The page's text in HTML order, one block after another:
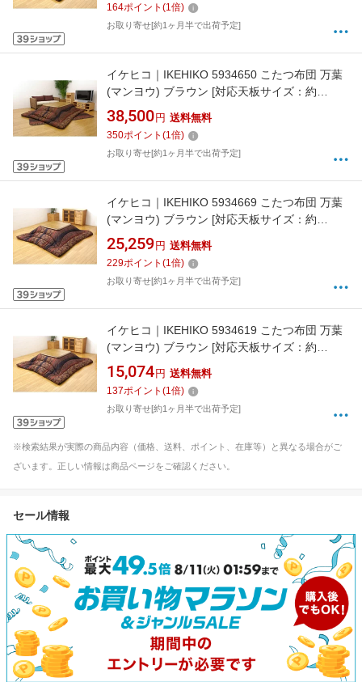
164ポイント (1倍)
お取り寄せ[約1ヶ月半で出荷予定]
イケヒコ｜IKEHIKO 5934650 こたつ布団 万葉
(マンヨウ) ブラウン [対応天板サイズ：約
90×135cm /長方形][5934650]
38,500 円 送料無料
350ポイント (1倍)
お取り寄せ[約1ヶ月半で出荷予定]
イケヒコ｜IKEHIKO 5934669 こたつ布団 万葉
(マンヨウ) ブラウン [対応天板サイズ：約
90×180cm /長方形][5934669]
25,259 円 送料無料
229ポイント (1倍)
お取り寄せ[約1ヶ月半で出荷予定]
イケヒコ｜IKEHIKO 5934619 こたつ布団 万葉
(マンヨウ) ブラウン [対応天板サイズ：約
90×90cm /正方形][5934619]
15,074 円 送料無料
137ポイント (1倍)
お取り寄せ[約1ヶ月半で出荷予定]
※検索結果が実際の商品内容（価格、送料、ポイント、在庫等）と異なる場合がご
ざいます。正しい情報は商品ページをご確認ください。
セール情報